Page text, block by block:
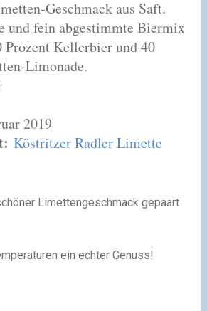
Geschmack aus Saft.
und fein abgestimmte Biermix
Prozent Kellerbier und 40
Limonade.
2019
Köstritzer Radler Limette
Limettengeschmack gepaart
ein echter Genuss!